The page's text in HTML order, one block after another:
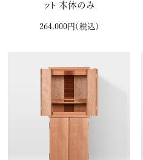
ット 本体のみ
264,000円 （税込）